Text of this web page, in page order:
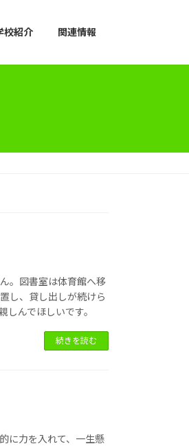
校紹介 関連情報
。図書室は体育館へ移
し、貸し出しが続けら
しんでほしいです。
続きを読む
に力を入れて、一生懸